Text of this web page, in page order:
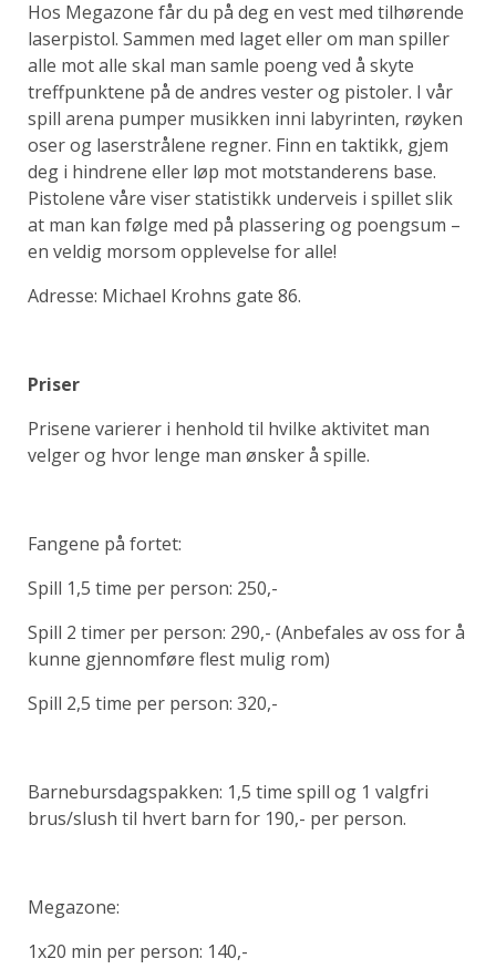
Hos Megazone får du på deg en vest med tilhørende
laserpistol. Sammen med laget eller om man spiller
alle mot alle skal man samle poeng ved å skyte
treffpunktene på de andres vester og pistoler. I vår
spill arena pumper musikken inni labyrinten, røyken
oser og laserstrålene regner. Finn en taktikk, gjem
deg i hindrene eller løp mot motstanderens base.
Pistolene våre viser statistikk underveis i spillet slik
at man kan følge med på plassering og poengsum –
en veldig morsom opplevelse for alle!
Adresse: Michael Krohns gate 86.
Priser
Prisene varierer i henhold til hvilke aktivitet man
velger og hvor lenge man ønsker å spille.
Fangene på fortet:
Spill 1,5 time per person: 250,-
Spill 2 timer per person: 290,- (Anbefales av oss for å
kunne gjennomføre flest mulig rom)
Spill 2,5 time per person: 320,-
Barnebursdagspakken: 1,5 time spill og 1 valgfri
brus/slush til hvert barn for 190,- per person.
Megazone:
1x20 min per person: 140,-